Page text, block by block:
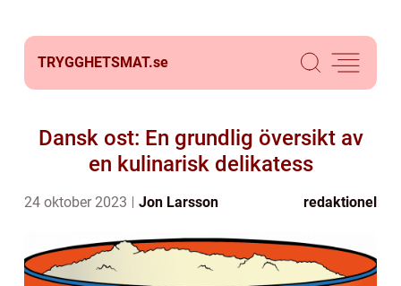
TRYGGHETSMAT.se
Dansk ost: En grundlig översikt av
en kulinarisk delikatess
24 oktober 2023 Jon Larsson redaktionel